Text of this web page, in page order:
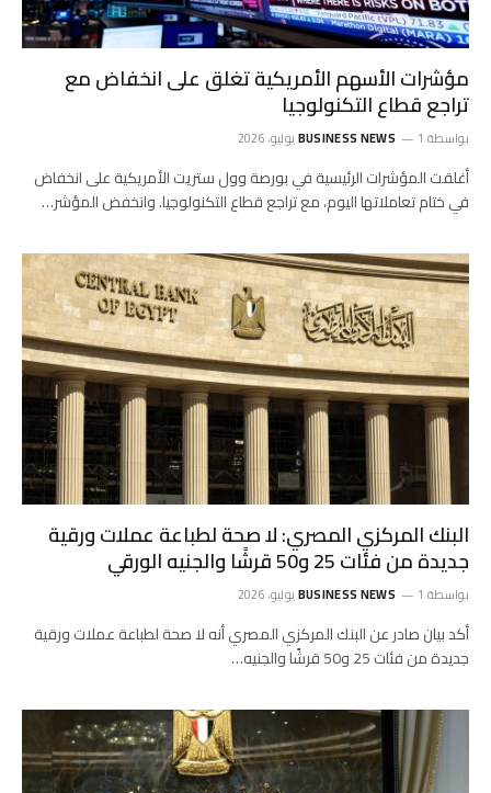
مؤشرات الأسهم الأمريكية تغلق على انخفاض مع
تراجع قطاع التكنولوجيا
بواسطة BUSINESS NEWS 1 يوليو، 2026
أغلقت المؤشرات الرئيسية في بورصة وول ستريت الأمريكية على انخفاض
في ختام تعاملاتها اليوم، مع تراجع قطاع التكنولوجيا. وانخفض المؤشر…
البنك المركزي المصري: لا صحة لطباعة عملات ورقية
جديدة من فئات 25 و50 قرشًا والجنيه الورقي
بواسطة BUSINESS NEWS 1 يوليو، 2026
أكد بيان صادر عن البنك المركزي المصري أنه لا صحة لطباعة عملات ورقية
جديدة من فئات 25 و50 قرشًا والجنيه…